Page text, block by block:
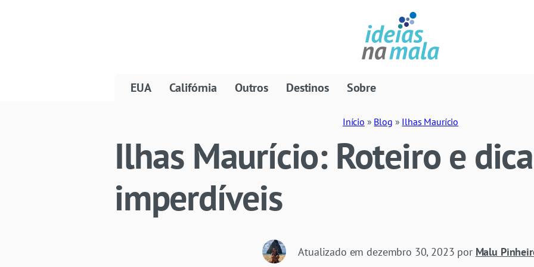
EUA Califórnia Outros Destinos Sobre
Início » Blog » Ilhas Maurício
Ilhas Maurício: Roteiro e
imperdíveis
Atualizado em dezembro 30, 2023 por Malu